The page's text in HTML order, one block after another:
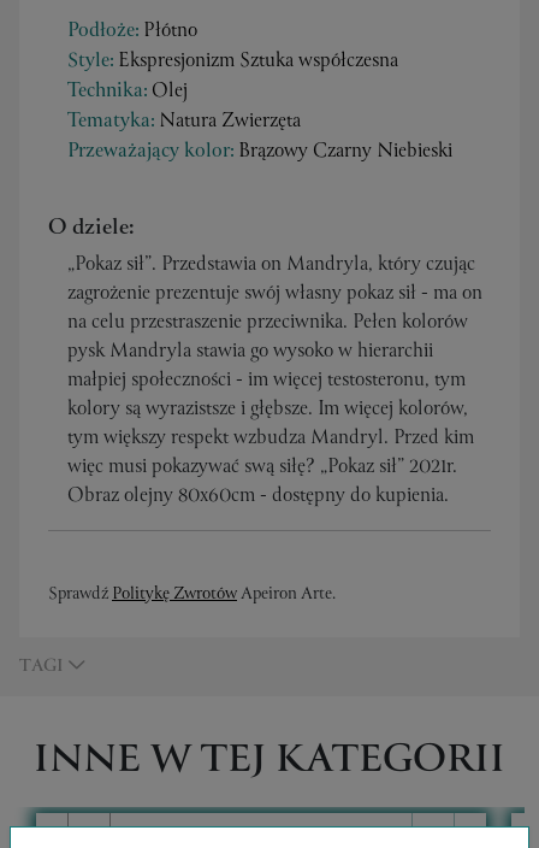
Podłoże: Płótno
Style: Ekspresjonizm Sztuka współczesna
Technika: Olej
Tematyka: Natura Zwierzęta
Przeważający kolor: Brązowy Czarny Niebieski
O dziele:
„Pokaz sił”. Przedstawia on Mandryla, który czując
zagrożenie prezentuje swój własny pokaz sił - ma on
na celu przestraszenie przeciwnika. Pełen kolorów
pysk Mandryla stawia go wysoko w hierarchii
małpiej społeczności - im więcej testosteronu, tym
kolory są wyrazistsze i głębsze. Im więcej kolorów,
tym większy respekt wzbudza Mandryl. Przed kim
więc musi pokazywać swą siłę? „Pokaz sił” 2021r.
Obraz olejny 80x60cm - dostępny do kupienia.
SprawdźPolitykę ZwrotówApeiron Arte.
TAGI
INNE W TEJ KATEGORII